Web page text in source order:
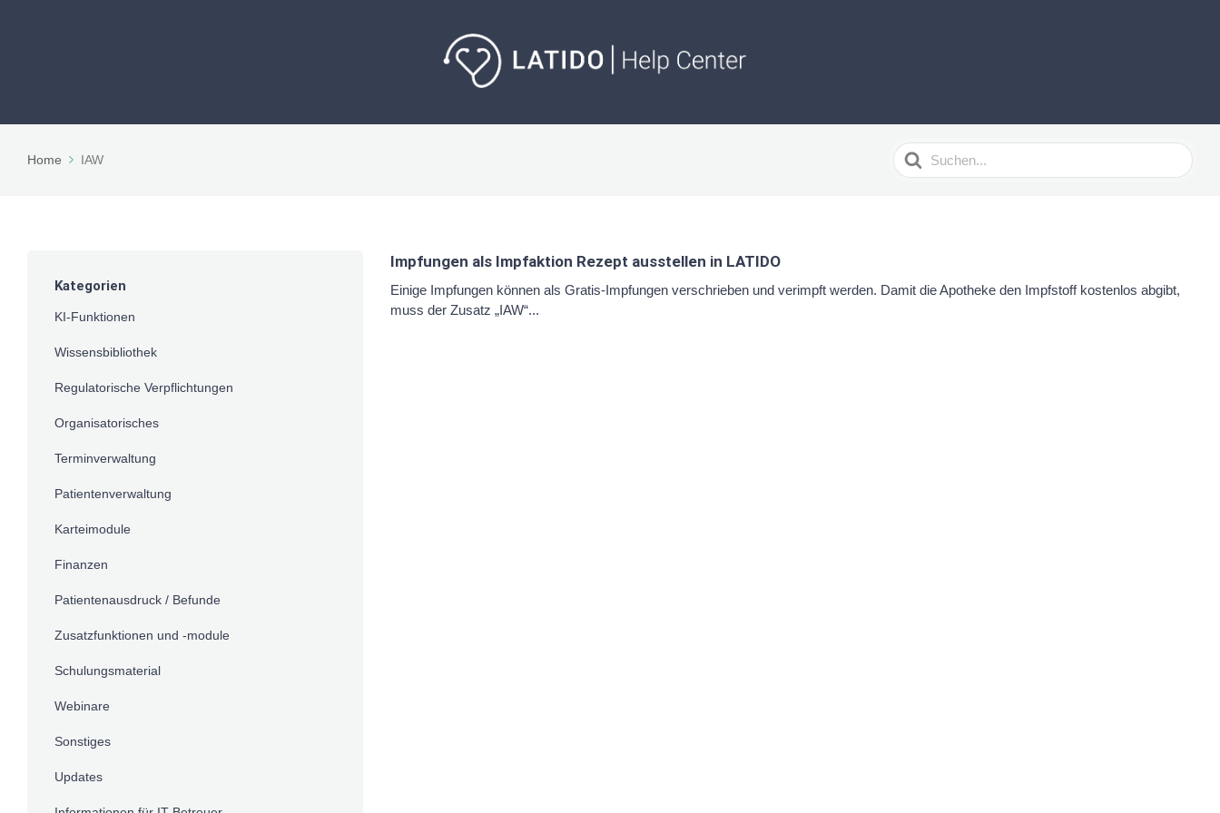
Home IAW
Suchen
nach
Kategorien
KI-Funktionen
Wissensbibliothek
Regulatorische Verpflichtungen
Organisatorisches
Terminverwaltung
Patientenverwaltung
Karteimodule
Finanzen
Patientenausdruck / Befunde
Zusatzfunktionen und -module
Schulungsmaterial
Webinare
Sonstiges
Updates
Impfungen als Impfaktion Rezept ausstellen in LATIDO
Einige Impfungen können als Gratis-Impfungen verschrieben und verimpft werden. Damit die Apotheke den Impfstoff kostenlos abgibt,
muss der Zusatz „IAW“...